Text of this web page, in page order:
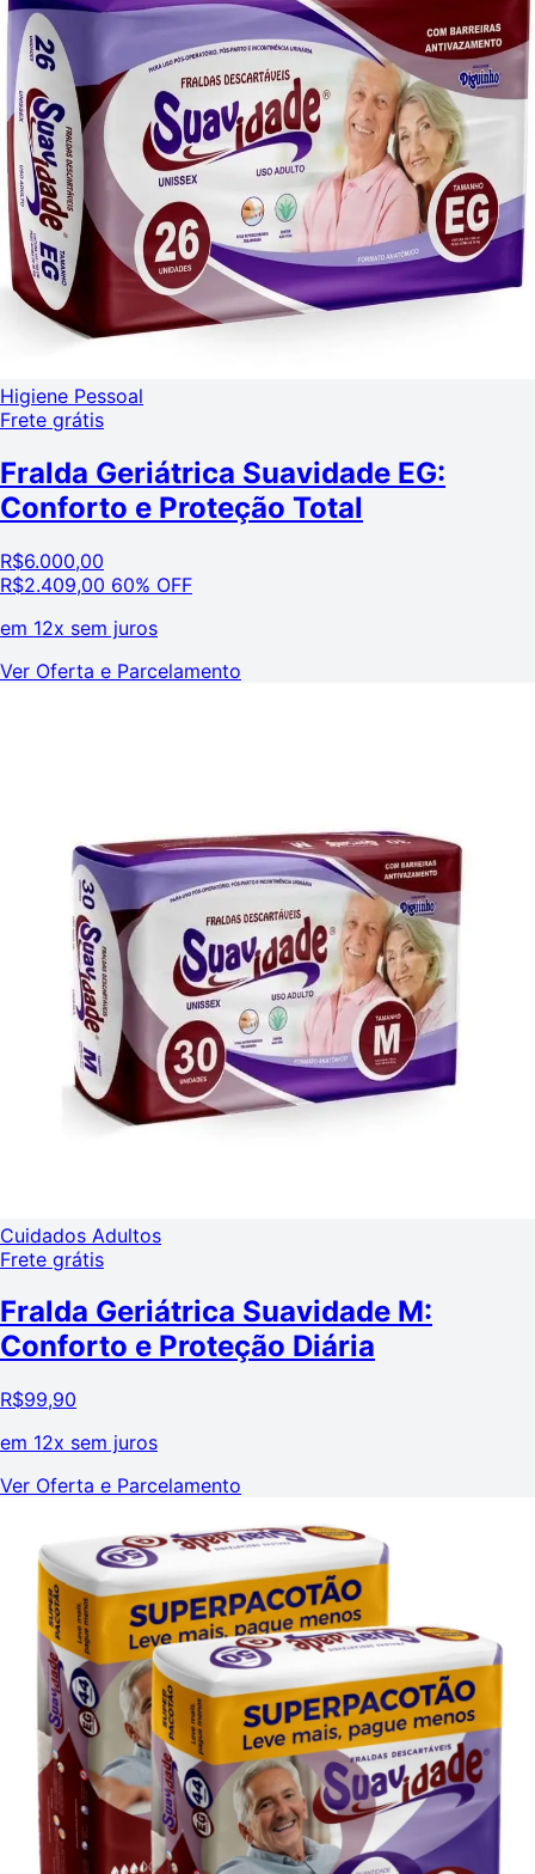
Higiene Pessoal
Frete grátis
Fralda Geriátrica Suavidade EG:
Conforto e Proteção Total
R$6.000,00
R$2.409,00 60% OFF
em 12x sem juros
Ver Oferta e Parcelamento
Cuidados Adultos
Frete grátis
Fralda Geriátrica Suavidade M:
Conforto e Proteção Diária
R$99,90
em 12x sem juros
Ver Oferta e Parcelamento